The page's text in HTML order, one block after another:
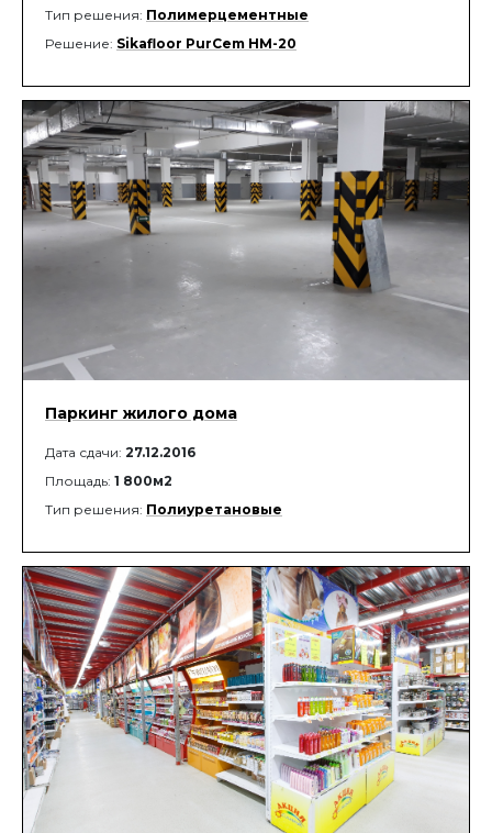
Тип решения: Полимерцементные
Решение: Sikafloor PurCem HМ-20
Паркинг жилого дома
Дата сдачи: 27.12.2016
Площадь: 1 800м2
Тип решения: Полиуретановые